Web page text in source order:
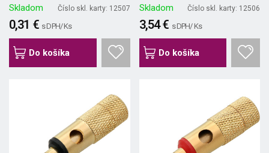
Skladom Číslo skl. karty: 12507
0,31 € s DPH/ Ks
Do košíka
Skladom Číslo skl. karty: 12506
3,54 € s DPH/ Ks
Do košíka